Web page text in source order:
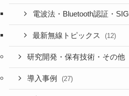
電波法・Bluetooth認証・SIG
最新無線トピックス (12)
研究開発・保有技術・その他
導入事例 (27)